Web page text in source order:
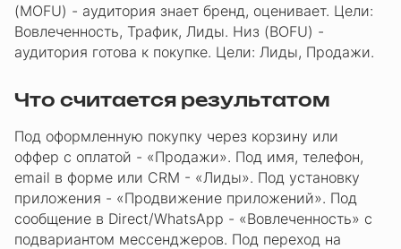
(MOFU) - аудитория знает бренд, оценивает. Цели:
Вовлеченность, Трафик, Лиды. Низ (BOFU) -
аудитория готова к покупке. Цели: Лиды, Продажи.
Что считается результатом
Под оформленную покупку через корзину или
оффер с оплатой - «Продажи». Под имя, телефон,
email в форме или CRM - «Лиды». Под установку
приложения - «Продвижение приложений». Под
сообщение в Direct/WhatsApp - «Вовлеченность» с
подвариантом мессенджеров. Под переход на